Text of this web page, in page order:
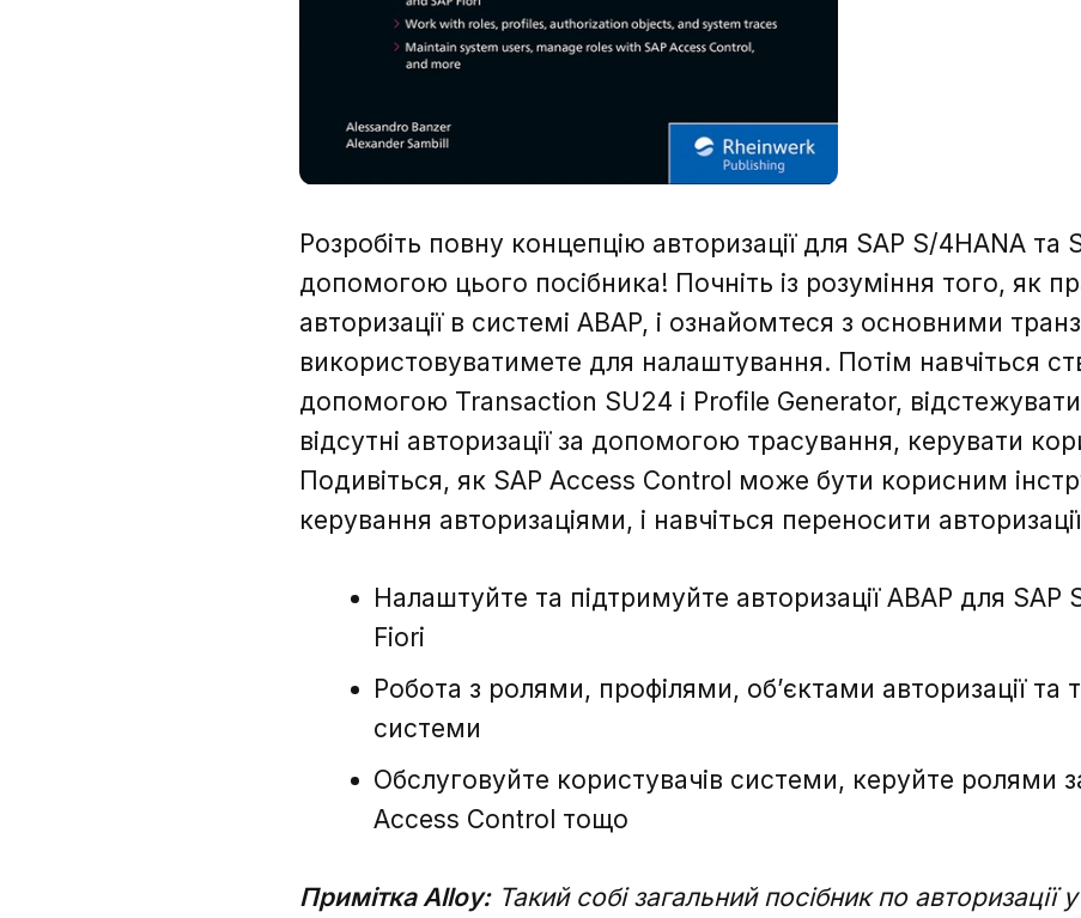
Розробіть повну концепцію авторизації для SAP S/4HANA та
допомогою цього посібника! Почніть із розуміння того, як
авторизації в системі ABAP, і ознайомтеся з основними
використовуватимете для налаштування. Потім навчіться
допомогою Transaction SU24 і Profile Generator,
відсутні авторизації за допомогою трасування, керувати
Подивіться, як SAP Access Control може бути корисним
керування авторизаціями, і навчіться переносити
Налаштуйте та підтримуйте авторизації ABAP для SAP
Fiori
Робота з ролями, профілями, об’єктами авторизації та
системи
Обслуговуйте користувачів системи, керуйте ролями
Access Control тощо
Примітка Alloy:Такий собі загальний посібник по авторизації